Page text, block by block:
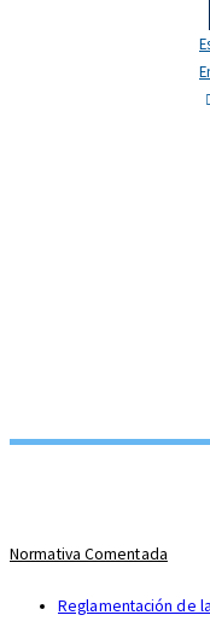
Normativa Comentada
Reglamentación de